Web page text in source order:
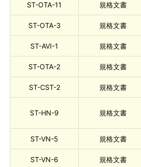
ST-OTA-11 規格文書
ST-OTA-3 規格文書
ST-AVI-1 規格文書
ST-OTA-2 規格文書
ST-CST-2 規格文書
ST-HN-9 規格文書
ST-VN-5 規格文書
ST-VN-6 規格文書